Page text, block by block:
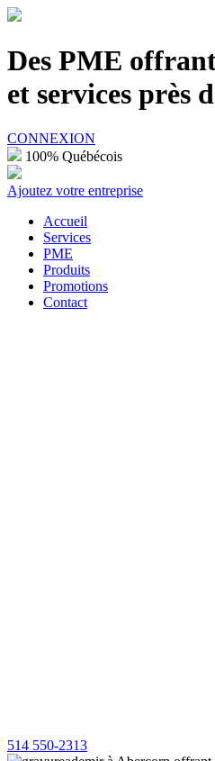
Des PME
et services près
CONNEXION
100% Québécois
Ajoutez votre entreprise
Accueil
Services
PME
Produits
Promotions
Contact
514 550-2313